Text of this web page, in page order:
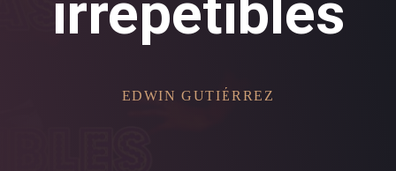
irrepetibles
EDWIN GUTIÉRREZ